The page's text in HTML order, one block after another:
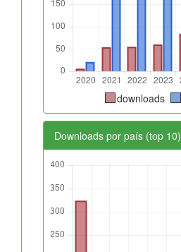
downloads
Downloads por país (top 10)